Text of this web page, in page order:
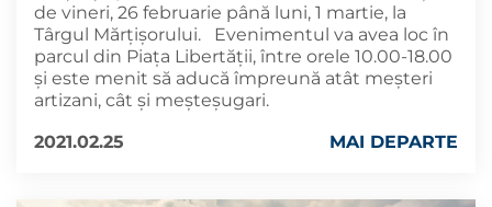
de vineri, 26 februarie până luni, 1 martie, la
Târgul Mărțișorului. Evenimentul va avea loc în
parcul din Piața Libertății, între orele 10.00-18.00
și este menit să aducă împreună atât meșteri
artizani, cât și meșteșugari.
2021.02.25
MAI DEPARTE